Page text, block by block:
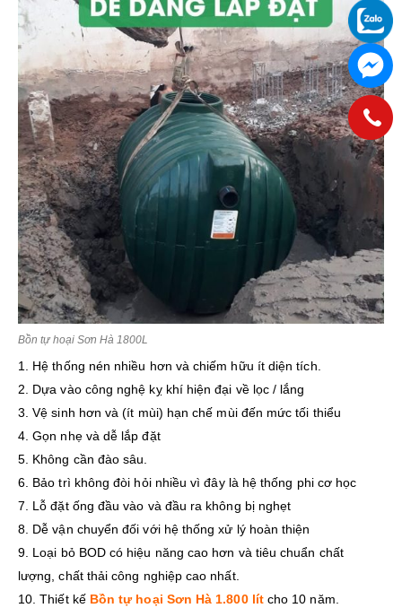
Bồn tự hoại Sơn Hà 1800L
1. Hệ thống nén nhiều hơn và chiếm hữu ít diện tích.
2. Dựa vào công nghệ kỵ khí hiện đại về lọc / lắng
3. Vệ sinh hơn và (ít mùi) hạn chế mùi đến mức tối thiểu
4. Gọn nhẹ và dễ lắp đặt
5. Không cần đào sâu.
6. Bảo trì không đòi hỏi nhiều vì đây là hệ thống phi cơ học
7. Lỗ đặt ống đầu vào và đầu ra không bị nghẹt
8. Dễ vận chuyển đối với hệ thống xử lý hoàn thiện
9. Loại bỏ BOD có hiệu năng cao hơn và tiêu chuẩn chất
lượng, chất thải công nghiệp cao nhất.
10. Thiết kế Bồn tự hoại Sơn Hà 1.800 lítcho 10 năm.